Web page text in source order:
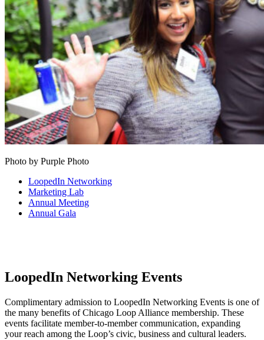
Photo by Purple Photo
LoopedIn Networking
Marketing Lab
Annual Meeting
Annual Gala
LoopedIn Networking Events
Complimentary admission to LoopedIn Networking Events is one of
the many benefits of Chicago Loop Alliance membership. These
events facilitate member-to-member communication, expanding
your reach among the Loop’s civic, business and cultural leaders.